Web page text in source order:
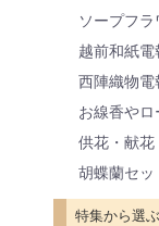
ソープフラ
越前和紙電
西陣織物電
お線香やロ
供花・献花
胡蝶蘭セッ
特集から選ぶ